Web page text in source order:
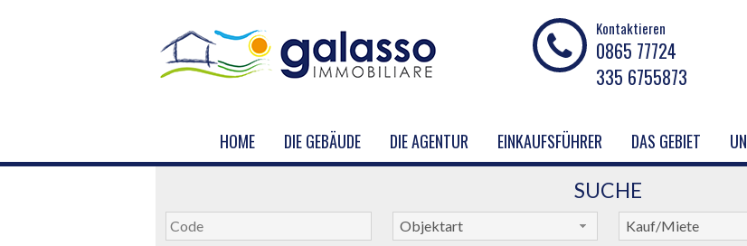
Kontaktieren
0865 77724
335 6755873
HOME DIE GEBÄUDE DIE AGENTUR EINKAUFSFÜHRER DAS GEBIET
SUCHE
Objektart Kauf/Miete